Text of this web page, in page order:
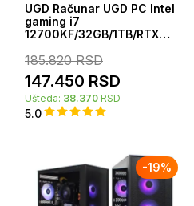
UGD Računar UGD PC Intel
gaming i7
12700KF/32GB/1TB/RTX
kućište
5.0
185.820RSD
147.450 RSD
Ušteda: 38.370 RSD
-19%